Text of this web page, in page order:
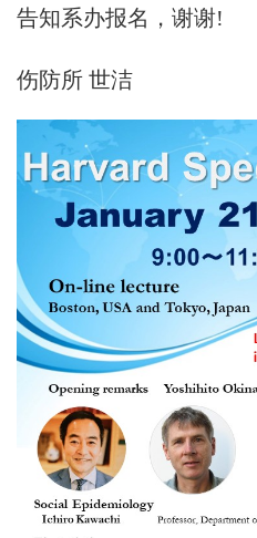
告知系办报名，谢谢!
伤防所 世洁